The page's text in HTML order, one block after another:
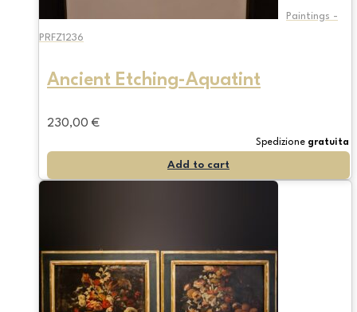
Paintings -
PRFZ1236
Ancient Etching-Aquatint
230,00 €
Spedizione gratuita
Add to cart